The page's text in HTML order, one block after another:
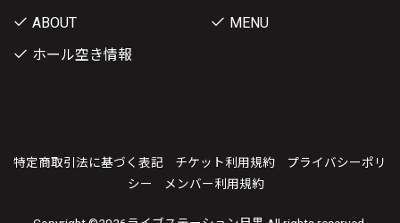
ABOUT
MENU
ホール空き情報
特定商取引法に基づく表記 チケット利用規約
プライバシーポリ
シー
メンバー利用規約